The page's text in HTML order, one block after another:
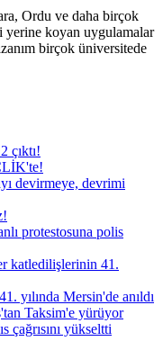
Ordu ve daha birçok
yerine koyan uygulamalar
birçok üniversitede
çıktı!
devirmeye, devrimi
protestosuna polis
katledilişlerinin 41.
yılında Mersin'de anıldı
Taksim'e yürüyor
çağrısını yükseltti